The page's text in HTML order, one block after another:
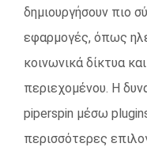
δημιουργήσουν πιο
εφαρμογές, όπως
κοινωνικά δίκτυα
περιεχομένου. Η
piperspin μέσω
περισσότερες